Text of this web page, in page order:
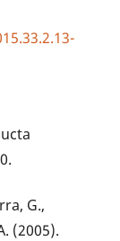
G.,
(2005).